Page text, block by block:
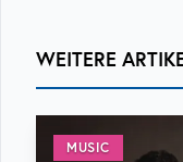
WEITERE
MUSIC